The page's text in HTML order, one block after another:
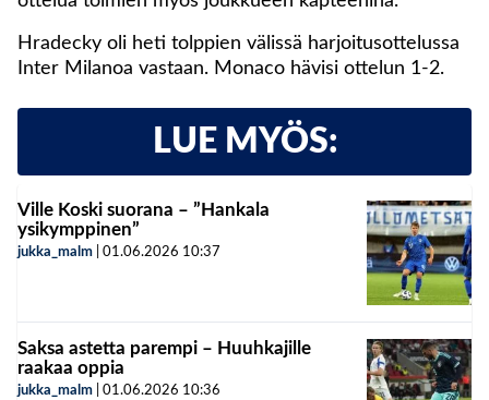
Hradecky oli heti tolppien välissä harjoitusottelussa
Inter Milanoa vastaan. Monaco hävisi ottelun 1-2.
LUE MYÖS:
Ville Koski suorana – ”Hankala
ysikymppinen”
jukka_malm 01.06.2026 10:37
Saksa astetta parempi – Huuhkajille
raakaa oppia
jukka_malm 01.06.2026 10:36